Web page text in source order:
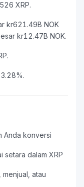
XRP.
kr621.49B NOK
kr12.47B NOK.
Anda konversi
setara dalam XRP
atau